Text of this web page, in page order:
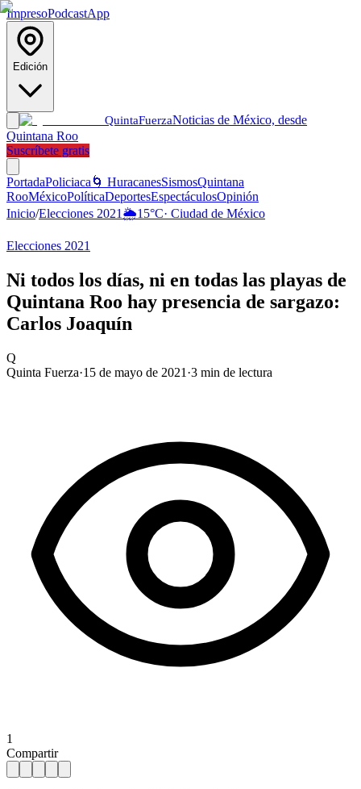
ImpresoPodcastApp
Edición
QuintaFuerzaNoticias de México, desde
Quintana Roo
Suscríbete gratis
PortadaPoliciaca 🌀 HuracanesSismosQuintana
RooMéxicoPolíticaDeportesEspectáculosOpinión
Inicio/Elecciones 2021 🌦️15°C· Ciudad de México
Elecciones 2021
Ni todos los días, ni en todas las playas de
Quintana Roo hay presencia de sargazo:
Carlos Joaquín
Q
Quinta Fuerza·15 de mayo de 2021 ·3 min de lectura
1
Compartir